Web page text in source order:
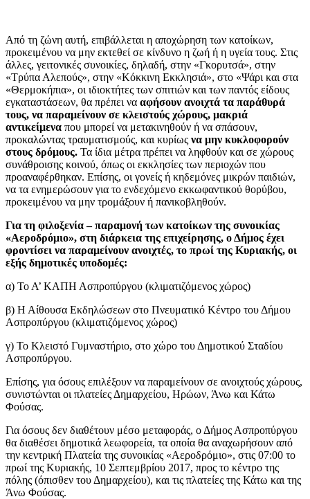
Από τη ζώνη αυτή, επιβάλλεται η αποχώρηση των κατοίκων,
προκειμένου να μην εκτεθεί σε κίνδυνο η ζωή ή η υγεία τους. Στις
άλλες, γειτονικές συνοικίες, δηλαδή, στην «Γκορυτσά», στην
«Τρύπα Αλεπούς», στην «Κόκκινη Εκκλησιά», στο «Ψάρι και στα
«Θερμοκήπια», οι ιδιοκτήτες των σπιτιών και των παντός είδους
εγκαταστάσεων, θα πρέπει να αφήσουν ανοιχτά τα παράθυρά
τους, να παραμείνουν σε κλειστούς χώρους, μακριά
αντικείμενα που μπορεί να μετακινηθούν ή να σπάσουν,
προκαλώντας τραυματισμούς, και κυρίως να μην κυκλοφορούν
στους δρόμους. Τα ίδια μέτρα πρέπει να ληφθούν και σε χώρους
συνάθροισης κοινού, όπως οι εκκλησίες των περιοχών που
προαναφέρθηκαν. Επίσης, οι γονείς ή κηδεμόνες μικρών παιδιών,
να τα ενημερώσουν για το ενδεχόμενο εκκωφαντικού θορύβου,
προκειμένου να μην τρομάξουν ή πανικοβληθούν.
Για τη φιλοξενία – παραμονή των κατοίκων της συνοικίας
«Αεροδρόμιο», στη διάρκεια της επιχείρησης, ο Δήμος έχει
φροντίσει να παραμείνουν ανοιχτές, το πρωί της Κυριακής, οι
εξής δημοτικές υποδομές:
α) Το Α’ ΚΑΠΗ Ασπροπύργου (κλιματιζόμενος χώρος)
β) Η Αίθουσα Εκδηλώσεων στο Πνευματικό Κέντρο του Δήμου
Ασπροπύργου (κλιματιζόμενος χώρος)
γ) Το Κλειστό Γυμναστήριο, στο χώρο του Δημοτικού Σταδίου
Ασπροπύργου.
Επίσης, για όσους επιλέξουν να παραμείνουν σε ανοιχτούς χώρους,
συνιστώνται οι πλατείες Δημαρχείου, Ηρώων, Άνω και Κάτω
Φούσας.
Για όσους δεν διαθέτουν μέσο μεταφοράς, ο Δήμος Ασπροπύργου
θα διαθέσει δημοτικά λεωφορεία, τα οποία θα αναχωρήσουν από
την κεντρική Πλατεία της συνοικίας «Αεροδρόμιο», στις 07:00 το
πρωί της Κυριακής, 10 Σεπτεμβρίου 2017, προς το κέντρο της
πόλης (όπισθεν του Δημαρχείου), και τις πλατείες της Κάτω και της
Άνω Φούσας.